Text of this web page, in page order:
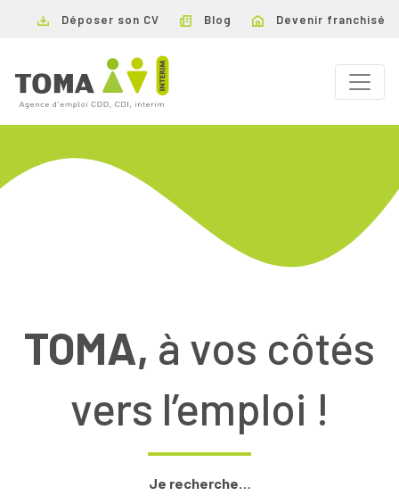
Déposer son CV Blog Devenir franchisé
TOMA, à vos côtés
vers l’emploi !
Je recherche…